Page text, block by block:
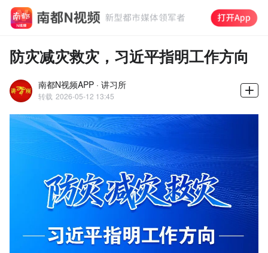
防灾减灾救灾，习近平指明工作方向
南都N视频APP · 讲习所
转载 2026-05-12 13:45